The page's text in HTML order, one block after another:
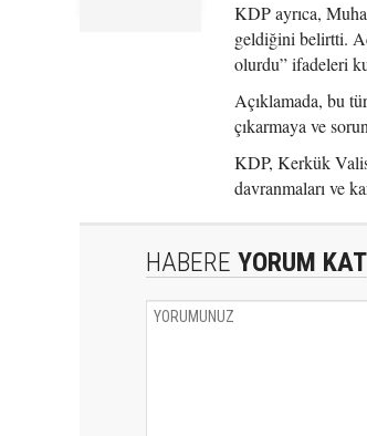
KDP ayrıca,
geldiğini belirtti.
olurdu” ifadeleri
Açıklamada, bu
çıkarmaya ve
KDP, Kerkük
davranmaları ve
HABERE YORUM KAT